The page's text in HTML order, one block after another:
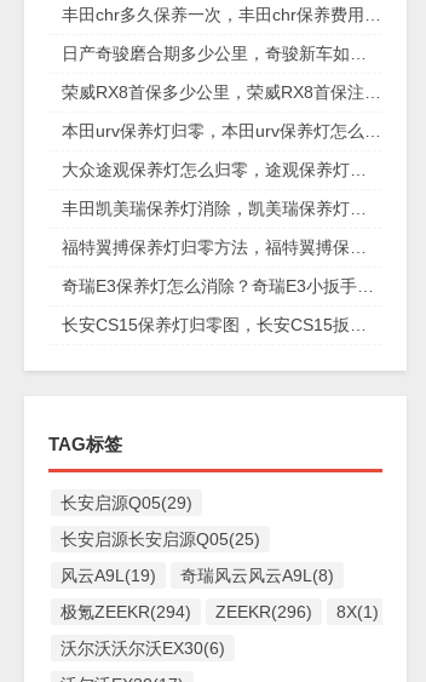
丰田chr多久保养一次，丰田chr保养费用多少
日产奇骏磨合期多少公里，奇骏新车如何磨合
荣威RX8首保多少公里，荣威RX8首保注意事项
本田urv保养灯归零，本田urv保养灯怎么手动归零
大众途观保养灯怎么归零，途观保养灯归零图解
丰田凯美瑞保养灯消除，凯美瑞保养灯手动归零
福特翼搏保养灯归零方法，福特翼搏保养灯怎么复位
奇瑞E3保养灯怎么消除？奇瑞E3小扳手怎么消除图解
长安CS15保养灯归零图，长安CS15扳手标志消除复位
TAG标签
长安启源Q05(29)
长安启源长安启源Q05(25)
风云A9L(19)
奇瑞风云风云A9L(8)
极氪ZEEKR(294)
ZEEKR(296)
8X(1)
沃尔沃沃尔沃EX30(6)